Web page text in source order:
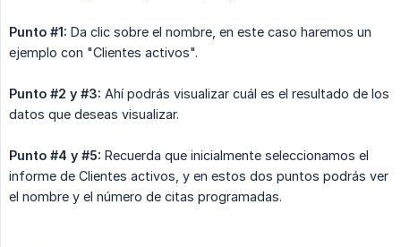
Punto #1: Da clic sobre el nombre, en este caso haremos un
ejemplo con "Clientes activos".
Punto #2 y #3: Ahí podrás visualizar cuál es el resultado de los
datos que deseas visualizar.
Punto #4 y #5: Recuerda que inicialmente seleccionamos el
informe de Clientes activos, y en estos dos puntos podrás ver
el nombre y el número de citas programadas.